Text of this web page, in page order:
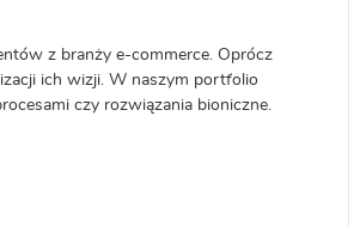
z branży e-commerce. Oprócz
ich wizji. W naszym portfolio
czy rozwiązania bioniczne.